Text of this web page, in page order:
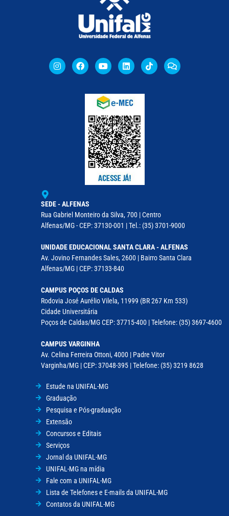
SEDE - ALFENAS
Rua Gabriel Monteiro da Silva, 700 | Centro
Alfenas/MG - CEP: 37130-001 | Tel.: (35) 3701-9000
UNIDADE EDUCACIONAL SANTA CLARA - ALFENAS
Av. Jovino Fernandes Sales, 2600 | Bairro Santa Clara
Alfenas/MG | CEP: 37133-840
CAMPUS POÇOS DE CALDAS
Rodovia José Aurélio Vilela, 11999 (BR 267 Km 533)
Cidade Universitária
Poços de Caldas/MG CEP: 37715-400 | Telefone: (35) 3697-4600
CAMPUS VARGINHA
Av. Celina Ferreira Ottoni, 4000 | Padre Vitor
Varginha/MG | CEP: 37048-395 | Telefone: (35) 3219 8628
Estude na UNIFAL-MG
Graduação
Pesquisa e Pós-graduação
Extensão
Concursos e Editais
Serviços
Jornal da UNIFAL-MG
UNIFAL-MG na mídia
Fale com a UNIFAL-MG
Lista de Telefones e E-mails da UNIFAL-MG
Contatos da UNIFAL-MG